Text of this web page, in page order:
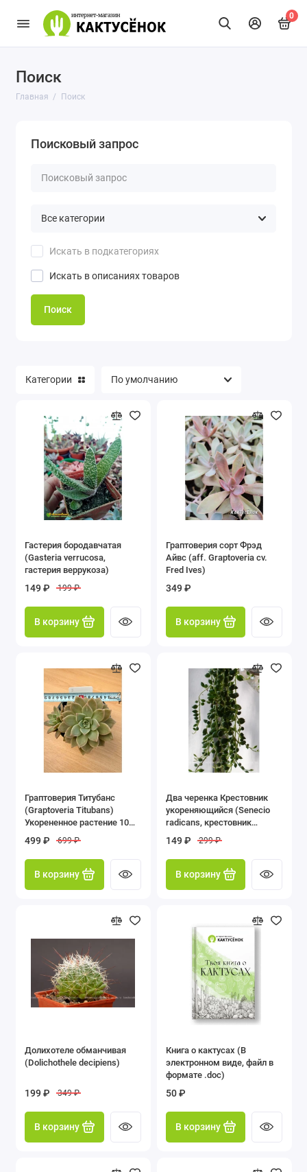
0
Поиск
Главная Поиск
Поисковый запрос
Искать в подкатегориях
Искать в описаниях товаров
Поиск
Категории
Гастерия бородавчатая
(Gasteria verrucosa,
гастерия веррукоза)
149 ₽ 199 ₽
В корзину
Граптоверия сорт Фрэд
Айвс (aff. Graptoveria cv.
Fred Ives)
349 ₽
В корзину
Граптоверия Титубанс
(Graptoveria Titubans)
Укорененное растение 10
499 ₽ 699 ₽
В корзину
Два черенка Крестовник
укореняющийся (Senecio
radicans, крестовник
149 ₽ 299 ₽
В корзину
Долихотеле обманчивая
(Dolichothele decipiens)
199 ₽ 349 ₽
В корзину
Книга о кактусах (В
электронном виде, файл в
формате .doc)
50 ₽
В корзину